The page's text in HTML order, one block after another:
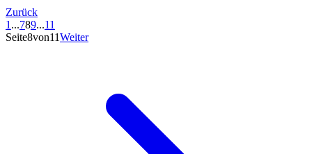
Zurück
1 ...789...11
Seite8von11Weiter